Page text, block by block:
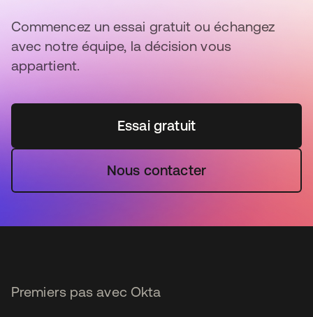
Commencez un essai gratuit ou échangez
avec notre équipe, la décision vous
appartient.
Essai gratuit
Nous contacter
Premiers pas avec Okta